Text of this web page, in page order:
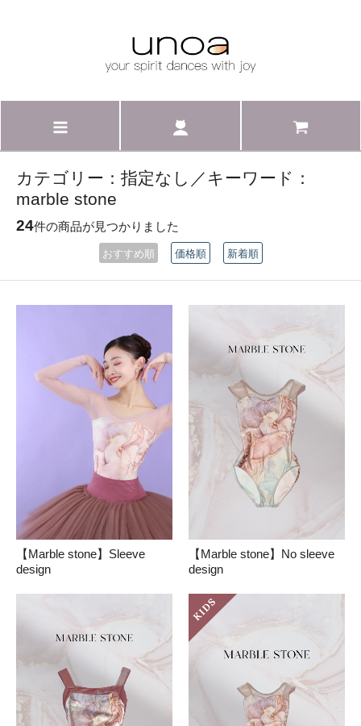
カテゴリー：指定なし／キーワード：
marble stone
24件の商品が見つかりました
おすすめ順 価格順 新着順
【Marble stone】Sleeve
design
【Marble stone】No sleeve
design